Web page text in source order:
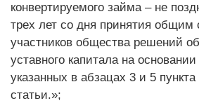
конвертируемого займа – не
трех лет со дня принятия общим
участников общества решений
уставного капитала на
указанных в абзацах 3 и 5
статьи.»;